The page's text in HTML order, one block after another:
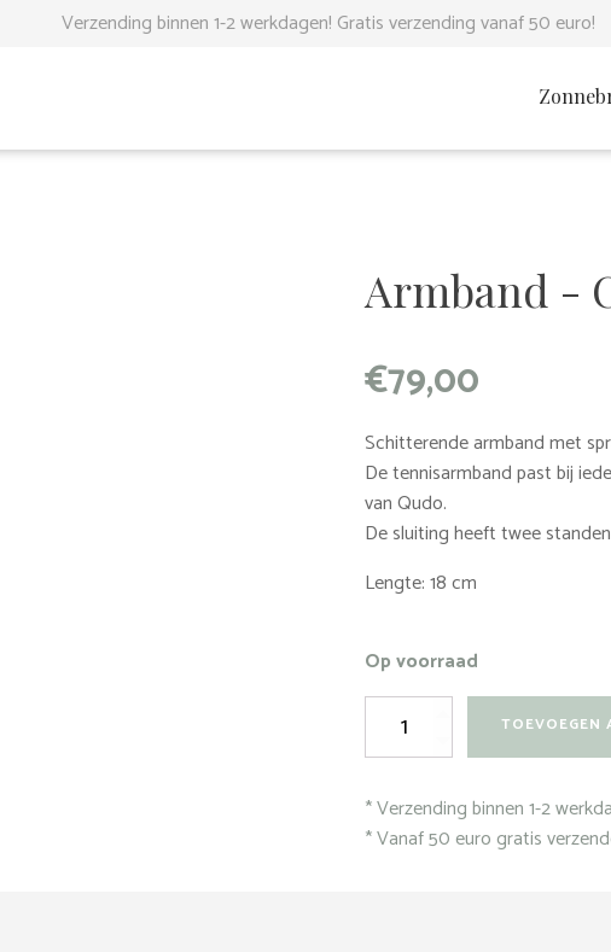
Verzending binnen 1-2 werkdagen! Gratis verzending vanaf 50 euro!
Armband -
€79,00
Schitterende armband met
De tennisarmband past bij
van Qudo.
De sluiting heeft twee
Lengte: 18 cm
Op voorraad
Armband
Cassio
aantal
TOEVOEGEN
* Verzending binnen 1-2
* Vanaf 50 euro gratis